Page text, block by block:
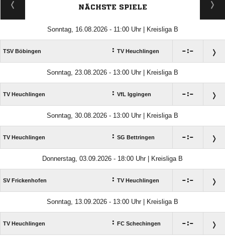
NÄCHSTE SPIELE
Sonntag, 16.08.2026 - 11:00 Uhr | Kreisliga B
TSV Böbingen : TV Heuchlingen :
Sonntag, 23.08.2026 - 13:00 Uhr | Kreisliga B
TV Heuchlingen : VfL Iggingen :
Sonntag, 30.08.2026 - 13:00 Uhr | Kreisliga B
TV Heuchlingen : SG Bettringen :
Donnerstag, 03.09.2026 - 18:00 Uhr | Kreisliga B
SV Frickenhofen : TV Heuchlingen :
Sonntag, 13.09.2026 - 13:00 Uhr | Kreisliga B
TV Heuchlingen : FC Schechingen :